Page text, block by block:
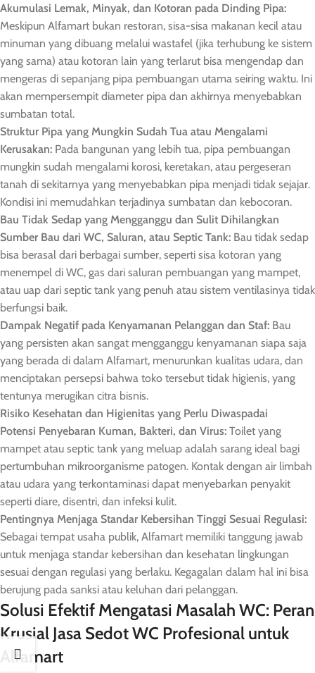
Akumulasi Lemak, Minyak, dan Kotoran pada Dinding Pipa:
Meskipun Alfamart bukan restoran, sisa-sisa makanan kecil atau
minuman yang dibuang melalui wastafel (jika terhubung ke sistem
yang sama) atau kotoran lain yang terlarut bisa mengendap dan
mengeras di sepanjang pipa pembuangan utama seiring waktu. Ini
akan mempersempit diameter pipa dan akhirnya menyebabkan
sumbatan total.
Struktur Pipa yang Mungkin Sudah Tua atau Mengalami
Kerusakan: Pada bangunan yang lebih tua, pipa pembuangan
mungkin sudah mengalami korosi, keretakan, atau pergeseran
tanah di sekitarnya yang menyebabkan pipa menjadi tidak sejajar.
Kondisi ini memudahkan terjadinya sumbatan dan kebocoran.
Bau Tidak Sedap yang Mengganggu dan Sulit Dihilangkan
Sumber Bau dari WC, Saluran, atau Septic Tank: Bau tidak sedap
bisa berasal dari berbagai sumber, seperti sisa kotoran yang
menempel di WC, gas dari saluran pembuangan yang mampet,
atau uap dari septic tank yang penuh atau sistem ventilasinya tidak
berfungsi baik.
Dampak Negatif pada Kenyamanan Pelanggan dan Staf: Bau
yang persisten akan sangat mengganggu kenyamanan siapa saja
yang berada di dalam Alfamart, menurunkan kualitas udara, dan
menciptakan persepsi bahwa toko tersebut tidak higienis, yang
tentunya merugikan citra bisnis.
Risiko Kesehatan dan Higienitas yang Perlu Diwaspadai
Potensi Penyebaran Kuman, Bakteri, dan Virus: Toilet yang
mampet atau septic tank yang meluap adalah sarang ideal bagi
pertumbuhan mikroorganisme patogen. Kontak dengan air limbah
atau udara yang terkontaminasi dapat menyebarkan penyakit
seperti diare, disentri, dan infeksi kulit.
Pentingnya Menjaga Standar Kebersihan Tinggi Sesuai Regulasi:
Sebagai tempat usaha publik, Alfamart memiliki tanggung jawab
untuk menjaga standar kebersihan dan kesehatan lingkungan
sesuai dengan regulasi yang berlaku. Kegagalan dalam hal ini bisa
berujung pada sanksi atau keluhan dari pelanggan.
Solusi Efektif Mengatasi Masalah WC: Peran
Krusial Jasa Sedot WC Profesional untuk
Alfamart